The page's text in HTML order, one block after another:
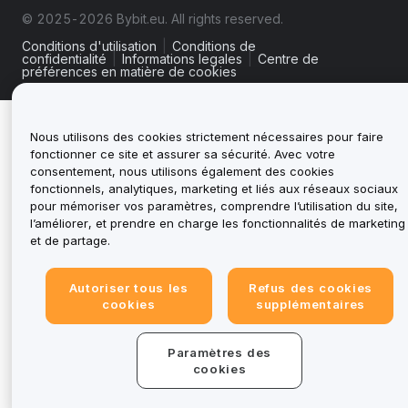
© 2025-2026 Bybit.eu. All rights reserved.
Conditions d'utilisation
Conditions de
confidentialité
Informations legales
Centre de
préférences en matière de cookies
Nous utilisons des cookies strictement nécessaires pour faire
fonctionner ce site et assurer sa sécurité. Avec votre
consentement, nous utilisons également des cookies
fonctionnels, analytiques, marketing et liés aux réseaux sociaux
pour mémoriser vos paramètres, comprendre l’utilisation du site,
l’améliorer, et prendre en charge les fonctionnalités de marketing
et de partage.
Autoriser tous les
cookies
Refus des cookies
supplémentaires
Paramètres des
cookies